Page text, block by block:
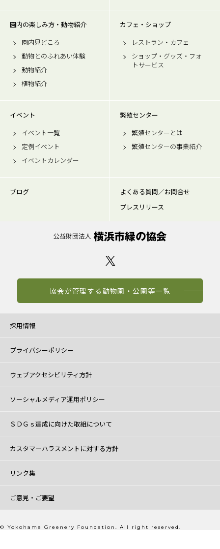
園内の楽しみ方・動物紹介
園内見どころ
動物とのふれあい体験
動物紹介
植物紹介
カフェ・ショップ
レストラン・カフェ
ショップ・グッズ・フォ
トサービス
イベント
イベント一覧
定例イベント
イベントカレンダー
繁殖センター
繁殖センターとは
繁殖センターの事業紹介
ブログ
よくある質問／お問合せ
プレスリリース
協会が管理する動物園・公園等一覧
採用情報
プライバシーポリシー
ウェブアクセシビリティ方針
ソーシャルメディア運用ポリシー
ＳＤＧｓ達成に向けた取組について
カスタマーハラスメントに対する方針
リンク集
ご意見・ご要望
© Yokohama Greenery Foundation. All right reserved.